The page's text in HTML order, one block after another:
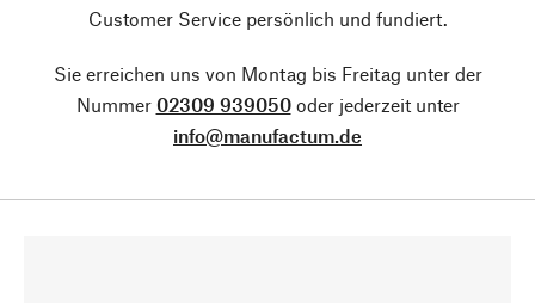
Customer Service persönlich und fundiert.
Sie erreichen uns von Montag bis Freitag unter der
Nummer 02309 939050oder jederzeit unter
info@manufactum.de